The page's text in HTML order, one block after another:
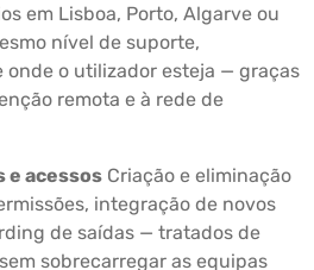
em Lisboa, Porto, Algarve ou
nível de suporte,
o utilizador esteja — graças
remota e à rede de
e acessos Criação e eliminação
integração de novos
de saídas — tratados de
sobrecarregar as equipas